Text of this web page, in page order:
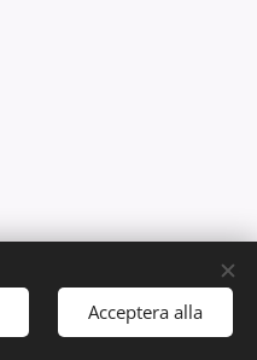
Acceptera alla